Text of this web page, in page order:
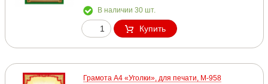
В наличии 30 шт.
Купить
Грамота А4 «Уголки», для печати, М-958